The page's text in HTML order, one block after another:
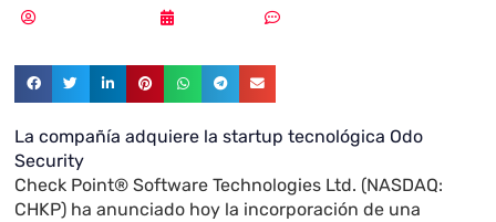
La compañía adquiere la startup tecnológica Odo
Security
Check Point® Software Technologies Ltd. (NASDAQ:
CHKP) ha anunciado hoy la incorporación de una